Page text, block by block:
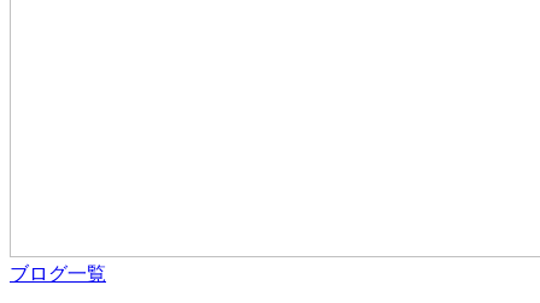
ブログ一覧